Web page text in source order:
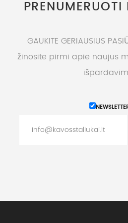
GAUKITE GERIAUSIUS
žinosite pirmi apie naujus